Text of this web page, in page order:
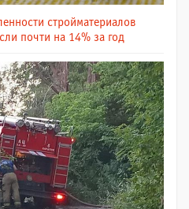
стройматериалов
почти на 14% за год